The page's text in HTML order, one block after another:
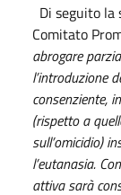
Di seguito la
Comitato
abrogare
l’introduzione
consenziente,
(rispetto a
sull’omicidio)
l’eutanasia.
attiva sarà